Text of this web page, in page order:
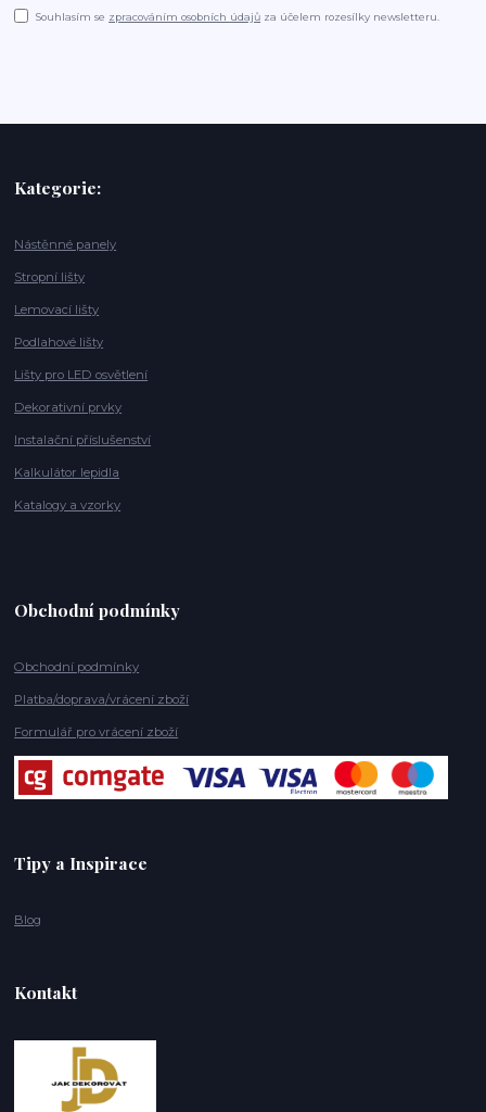
Souhlasím se zpracováním osobních údajů za účelem rozesílky newsletteru.
Kategorie:
Nástěnné panely
Stropní lišty
Lemovací lišty
Podlahové lišty
Lišty pro LED osvětlení
Dekorativní prvky
Instalační příslušenství
Kalkulátor lepidla
Katalogy a vzorky
Obchodní podmínky
Obchodní podmínky
Platba/doprava/vrácení zboží
Formulář pro vrácení zboží
Tipy a Inspirace
Blog
Kontakt